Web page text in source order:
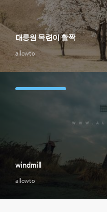
allowto
대릉원 목련이 활짝
allowto
windmill